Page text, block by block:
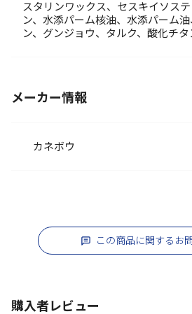
スタリンワックス、セスキイソス
ン、水添パーム核油、水添パーム
ン、グンジョウ、タルク、酸化チ
メーカー情報
カネボウ
この商品に関するお
購入者レビュー